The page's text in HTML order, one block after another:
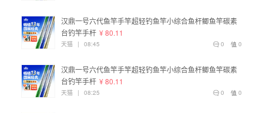
汉鼎一号六代鱼竿手竿超轻钓鱼竿小综合鱼杆鲫鱼竿碳素
台钓竿手杆 ¥ 80.11
0
0
天猫 | 08:45
汉鼎一号六代鱼竿手竿超轻钓鱼竿小综合鱼杆鲫鱼竿碳素
台钓竿手杆 ¥ 80.11
0
0
天猫 | 08:25